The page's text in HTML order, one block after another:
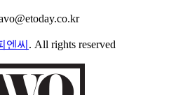
엔씨 . All rights reserved